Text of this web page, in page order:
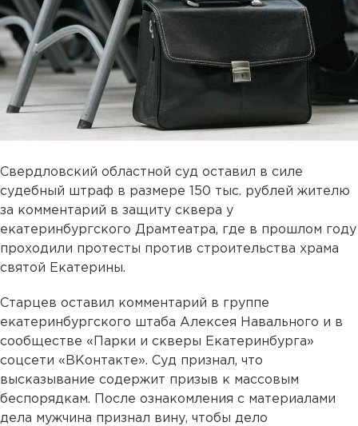
Свердловский областной суд оставил в силе
судебный штраф в размере 150 тыс. рублей жителю
за комментарий в защиту сквера у
екатеринбургского Драмтеатра, где в прошлом году
проходили протесты против строительства храма
святой Екатерины.
Старцев оставил комментарий в группе
екатеринбургского штаба Алексея Навального и в
сообществе «Парки и скверы Екатеринбурга»
соцсети «ВКонтакте». Суд признал, что
высказывание содержит призыв к массовым
беспорядкам. После ознакомления с материалами
дела мужчина признал вину, чтобы дело